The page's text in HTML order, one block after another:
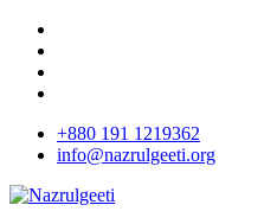
+880 191 1219362
info@nazrulgeeti.org